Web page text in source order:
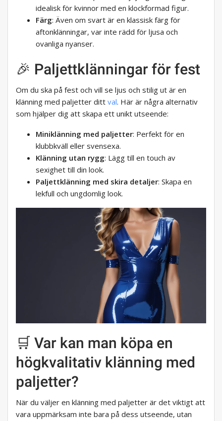
idealisk för kvinnor med en klockformad figur.
Färg: Även om svart är en klassisk färg för
aftonklänningar, var inte rädd för ljusa och
ovanliga nyanser.
🎉 Paljettklänningar för fest
Om du ska på fest och vill se ljus och stilig ut är en
klänning med paljetter ditt val. Här är några alternativ
som hjälper dig att skapa ett unikt utseende:
Miniklänning med paljetter: Perfekt för en
klubbkväll eller svensexa.
Klänning utan rygg: Lägg till en touch av
sexighet till din look.
Paljettklänning med skira detaljer: Skapa en
lekfull och ungdomlig look.
🛒 Var kan man köpa en
högkvalitativ klänning med
paljetter?
När du väljer en klänning med paljetter är det viktigt att
vara uppmärksam inte bara på dess utseende, utan